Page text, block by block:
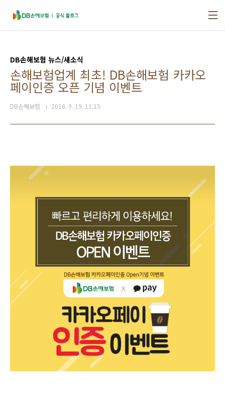
DB손해보험 뉴스/새소식
손해보험업계 최초! DB손해보험 카카오
페이인증 오픈 기념 이벤트
DB손해보험 2018. 9. 19. 11:15